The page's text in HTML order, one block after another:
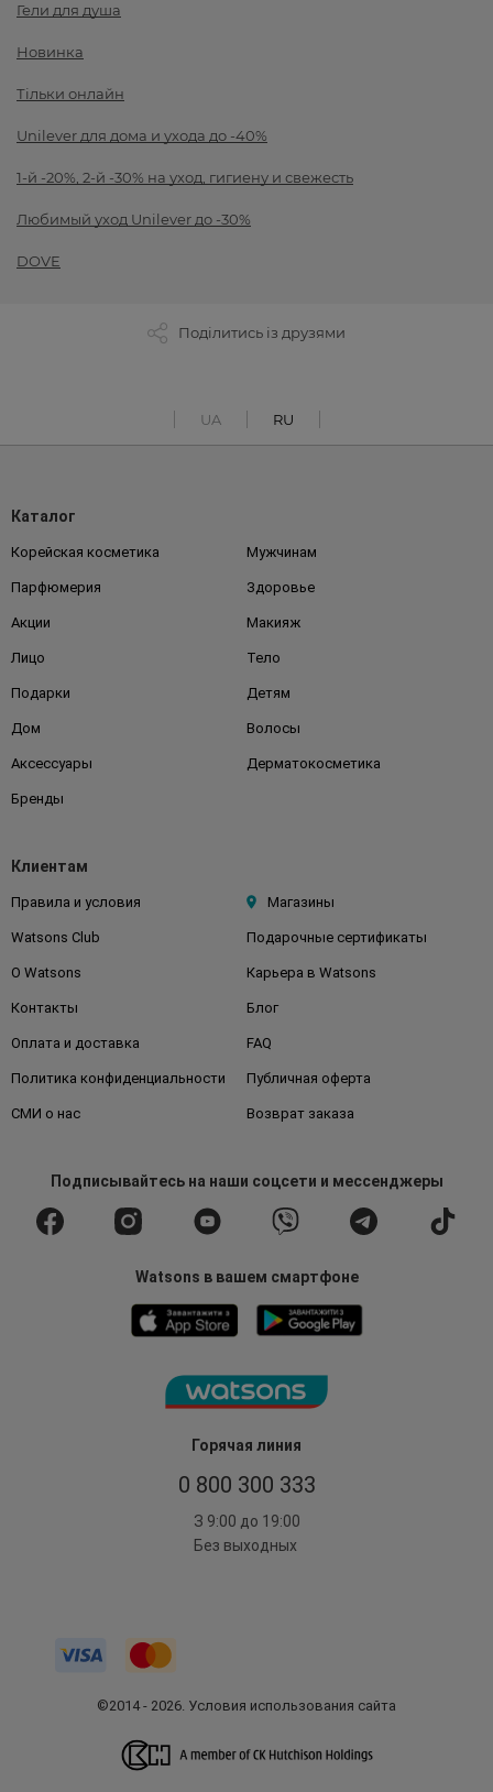
Гели для душа
Новинка
Тільки онлайн
Unilever для дома и ухода до -40%
1-й -20%, 2-й -30% на уход, гигиену и свежесть
Любимый уход Unilever до -30%
DOVE
Поділитись із друзями
UA RU
Горячая линия
0 800 300 333
З 9:00 до 19:00
Без выходных
Каталог
Корейская косметика Мужчинам
Парфюмерия Здоровье
Акции Макияж
Лицо Тело
Подарки Детям
Дом Волосы
Аксессуары Дерматокосметика
Бренды
Клиентам
Правила и условия Магазины
Watsons Club Подарочные сертификаты
О Watsons Карьера в Watsons
Контакты Блог
Оплата и доставка FAQ
Политика конфиденциальности Публичная оферта
СМИ о нас Возврат заказа
Подписывайтесьна наши соцсети и мессенджеры
Watsons в вашем смартфоне
©2014 - 2026. Условия использования сайта